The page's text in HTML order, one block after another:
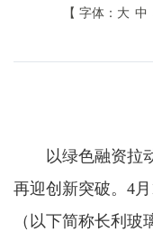
【 字体： 大 中
以绿色融资拉
再迎创新突破。4
（以下简称长利